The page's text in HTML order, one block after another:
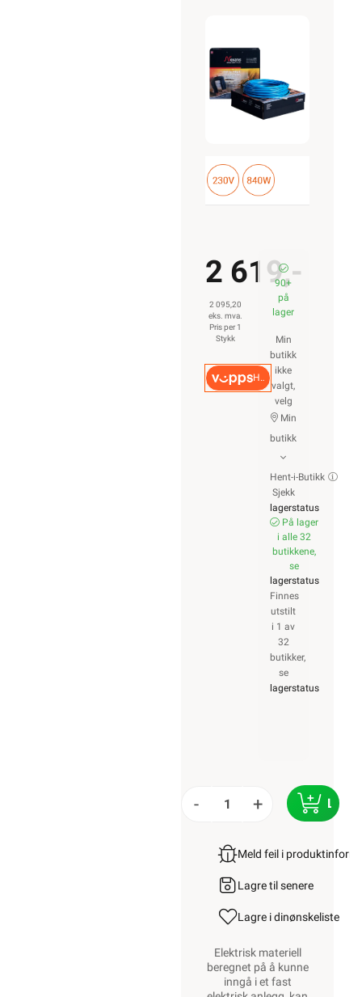
varmekabel
2 619,-
2 095,20
eks. mva.
Pris per 1
Stykk
Hurtigkasse
90+
på
lager
Min
butikk
ikke
valgt,
velg
Min
butikk
Hent-i-Butikk
Sjekk
lagerstatus
På lager
i alle 32
butikkene,
se
lagerstatus
Finnes
utstilt
i 1 av
32
butikker,
se
lagerstatus
- +
Meld feil i
Lagre til senere
Lagre i dinønskeliste
Elektrisk materiell
beregnet på å kunne
inngå i et fast